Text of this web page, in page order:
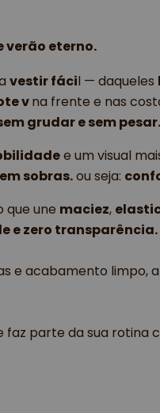
verão eterno.
vestir fácil — daqueles
vna frente e nas
grudar e sem pesar.
e um visual
sobras.ou seja:
que une maciez,
e zero transparência.
e acabamento limpo, a
faz parte da sua rotina